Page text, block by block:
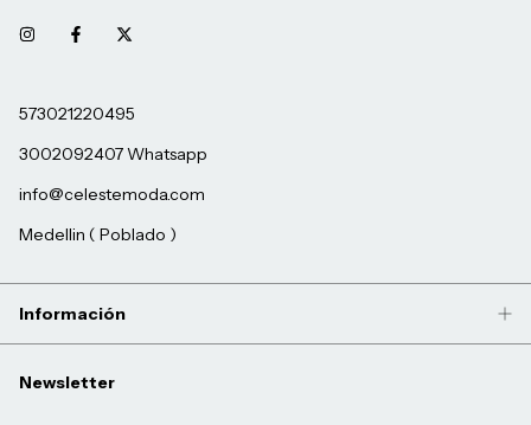
573021220495
3002092407 Whatsapp
info@celestemoda.com
Medellin ( Poblado )
Información
Newsletter